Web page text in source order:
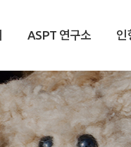
ASPT 연구소 인